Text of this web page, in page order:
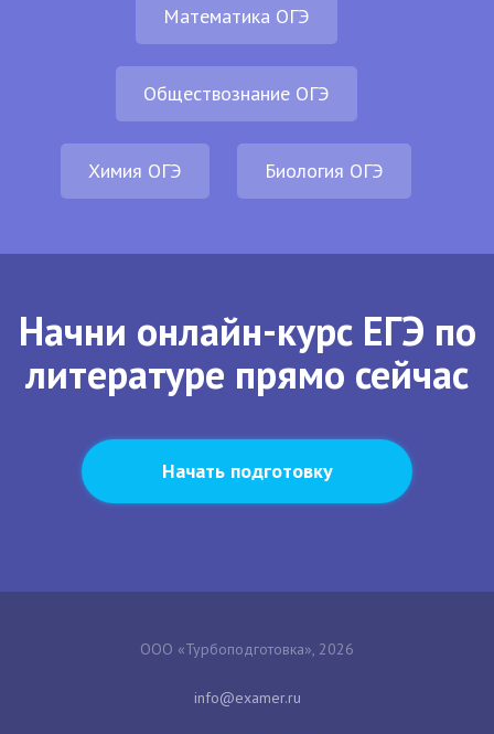
Математика ОГЭ
Обществознание ОГЭ
Химия ОГЭ Биология ОГЭ
Начни онлайн-курс ЕГЭ по
литературе прямо сейчас
Начать подготовку
ООО «Турбоподготовка», 2026